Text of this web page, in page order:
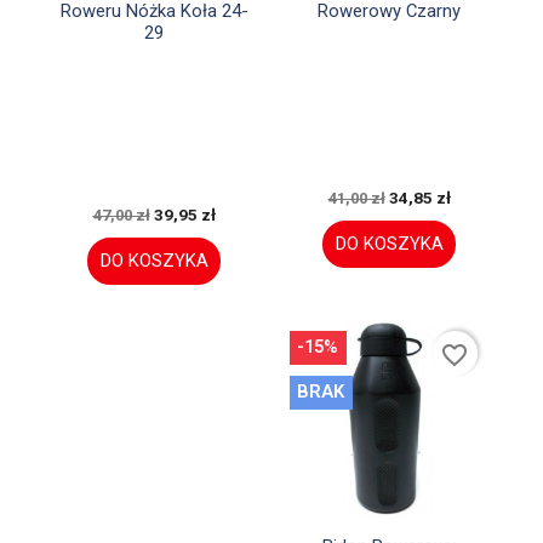
Roweru Nóżka Koła 24-
29
47,00 zł 39,95 zł
DO KOSZYKA
Rowerowy Czarny
41,00 zł 34,85 zł
DO KOSZYKA
-15%
BRAK
favorite_border